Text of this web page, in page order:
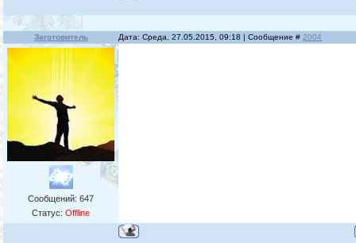
Заготовитель Дата: Среда, 27.05.2015, 09:18 | Сообщение #2004
Сообщений:647
Статус:Offline